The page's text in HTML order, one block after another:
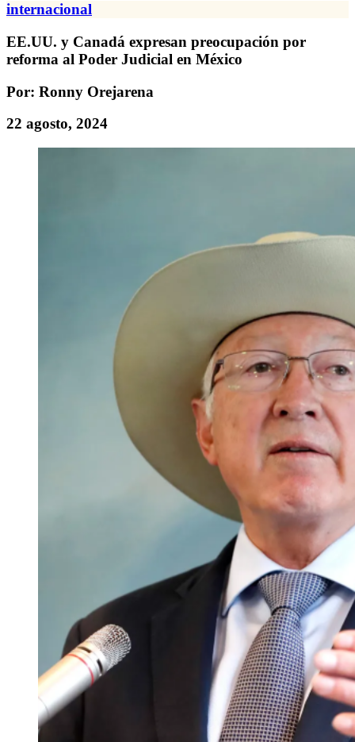
internacional
EE.UU. y Canadá expresan preocupación por
reforma al Poder Judicial en México
Por: Ronny Orejarena
22 agosto, 2024